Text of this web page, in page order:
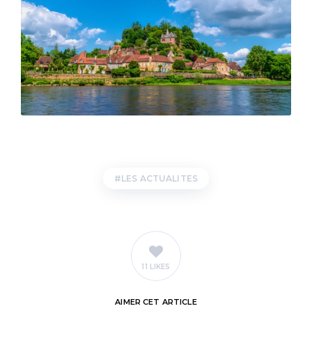
LES ACTUALITES
11 LIKES
AIMER CET ARTICLE